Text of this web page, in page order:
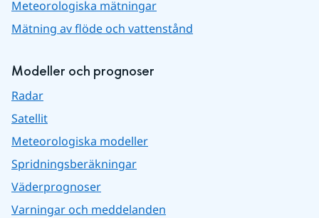
Meteorologiska mätningar
Mätning av flöde och vattenstånd
Modeller och prognoser
Radar
Satellit
Meteorologiska modeller
Spridningsberäkningar
Väderprognoser
Varningar och meddelanden